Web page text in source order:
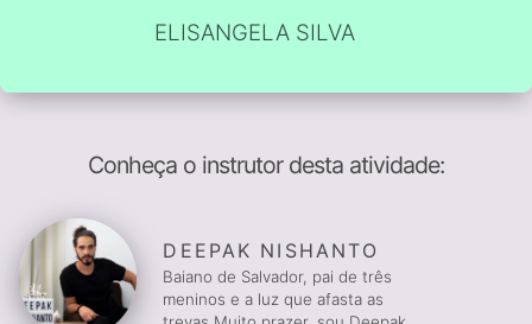
ELISANGELA SILVA
Conheça o instrutor desta atividade:
DEEPAK NISHANTO
Baiano de Salvador, pai de três
meninos e a luz que afasta as